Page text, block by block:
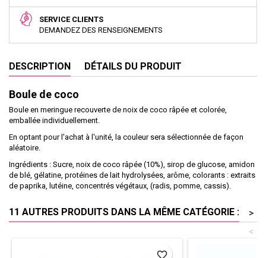
SERVICE CLIENTS
DEMANDEZ DES RENSEIGNEMENTS
DESCRIPTION DÉTAILS DU PRODUIT
Boule de coco
Boule en meringue recouverte de noix de coco râpée et colorée,
emballée individuellement.
En optant pour l'achat à l'unité, la couleur sera sélectionnée de façon
aléatoire.
Ingrédients : Sucre, noix de coco râpée (10%), sirop de glucose, amidon
de blé, gélatine, protéines de lait hydrolysées, arôme, colorants : extraits
de paprika, lutéine, concentrés végétaux, (radis, pomme, cassis).
11 AUTRES PRODUITS DANS LA MÊME CATÉGORIE :
>
<
favorite_border